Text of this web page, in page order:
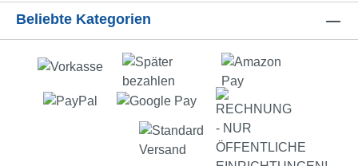
Beliebte Kategorien